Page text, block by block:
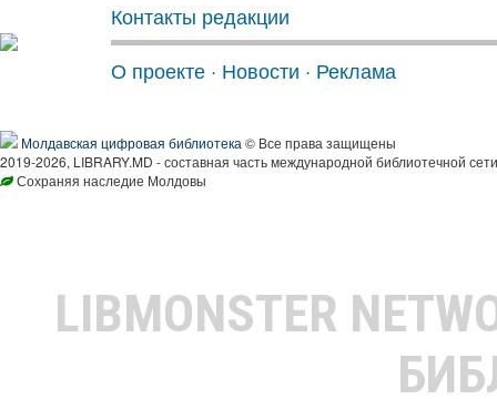
Контакты редакции
О проекте · Новости · Реклама
Молдавская цифровая библиотека © Все права защищены
2019-2026, LIBRARY.MD - составная часть международной библиотечной
Сохраняя наследие Молдовы
LIBMONSTER